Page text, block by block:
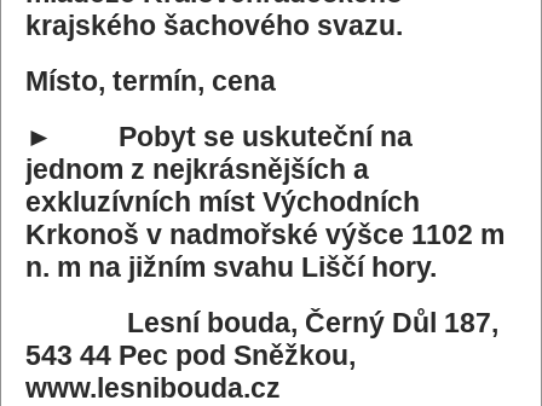
krajského šachového svazu.
Místo, termín, cena
► Pobyt se uskuteční na
jednom z nejkrásnějších a
exkluzívních míst Východních
Krkonoš v nadmořské výšce 1102 m
n. m na jižním svahu Liščí hory.
Lesní bouda, Černý Důl 187,
543 44 Pec pod Sněžkou,
www.lesnibouda.cz